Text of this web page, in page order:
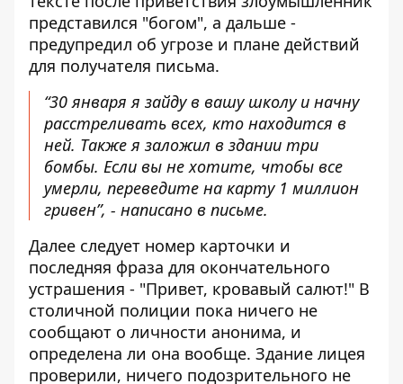
представился "богом", а дальше -
предупредил об угрозе и плане действий
для получателя письма.
“30 января я зайду в вашу школу и начну
расстреливать всех, кто находится в
ней. Также я заложил в здании три
бомбы. Если вы не хотите, чтобы все
умерли, переведите на карту 1 миллион
гривен”, - написано в письме.
Далее следует номер карточки и
последняя фраза для окончательного
устрашения - "Привет, кровавый салют!" В
столичной полиции пока ничего не
сообщают о личности анонима, и
определена ли она вообще. Здание лицея
проверили, ничего подозрительного не